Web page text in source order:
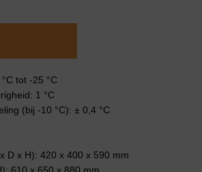
tot -25 °C
1 °C
(bij -10 °C): ± 0,4 °C
D x H): 420 x 400 x 590 mm